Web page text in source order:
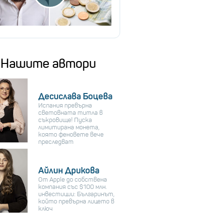
Нашите автори
Десислава Боцева
Испания превърна
световната титла в
съкровище! Пуска
лимитирана монета,
която феновете вече
преследват
Айлин Дрикова
От Apple до собствена
компания със $100 млн.
инвестиции: Българинът,
който превърна лицето в
ключ